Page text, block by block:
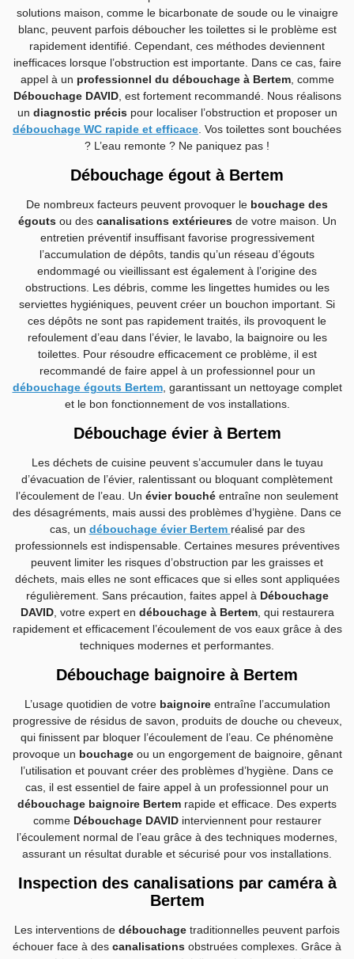
solutions maison, comme le bicarbonate de soude ou le vinaigre
blanc, peuvent parfois déboucher les toilettes si le problème est
rapidement identifié. Cependant, ces méthodes deviennent
inefficaces lorsque l’obstruction est importante. Dans ce cas, faire
appel à un professionnel du débouchage à Bertem, comme
Débouchage DAVID, est fortement recommandé. Nous réalisons
un diagnostic précispour localiser l’obstruction et proposer un
débouchage WC rapide et efficace . Vos toilettes sont bouchées
? L’eau remonte ? Ne paniquez pas !
Débouchage égout à Bertem
De nombreux facteurs peuvent provoquer le bouchage des
égoutsou des canalisations extérieuresde votre maison. Un
entretien préventif insuffisant favorise progressivement
l’accumulation de dépôts, tandis qu’un réseau d’égouts
endommagé ou vieillissant est également à l’origine des
obstructions. Les débris, comme les lingettes humides ou les
serviettes hygiéniques, peuvent créer un bouchon important. Si
ces dépôts ne sont pas rapidement traités, ils provoquent le
refoulement d’eau dans l’évier, le lavabo, la baignoire ou les
toilettes. Pour résoudre efficacement ce problème, il est
recommandé de faire appel à un professionnel pour un
débouchage égouts Bertem, garantissant un nettoyage complet
et le bon fonctionnement de vos installations.
Débouchage évier à Bertem
Les déchets de cuisine peuvent s’accumuler dans le tuyau
d’évacuation de l’évier, ralentissant ou bloquant complètement
l’écoulement de l’eau. Un évier bouché entraîne non seulement
des désagréments, mais aussi des problèmes d’hygiène. Dans ce
cas, un débouchage évier Bertem réalisé par des
professionnels est indispensable. Certaines mesures préventives
peuvent limiter les risques d’obstruction par les graisses et
déchets, mais elles ne sont efficaces que si elles sont appliquées
régulièrement. Sans précaution, faites appel à Débouchage
DAVID, votre expert en débouchage à Bertem, qui restaurera
rapidement et efficacement l’écoulement de vos eaux grâce à des
techniques modernes et performantes.
Débouchage baignoire à Bertem
L’usage quotidien de votre baignoireentraîne l’accumulation
progressive de résidus de savon, produits de douche ou cheveux,
qui finissent par bloquer l’écoulement de l’eau. Ce phénomène
provoque un bouchageou un engorgement de baignoire, gênant
l’utilisation et pouvant créer des problèmes d’hygiène. Dans ce
cas, il est essentiel de faire appel à un professionnel pour un
débouchage baignoire Bertem rapide et efficace. Des experts
comme Débouchage DAVIDinterviennent pour restaurer
l’écoulement normal de l’eau grâce à des techniques modernes,
assurant un résultat durable et sécurisé pour vos installations.
Inspection des canalisations par caméra à
Bertem
Les interventions de débouchage traditionnelles peuvent parfois
échouer face à des canalisations obstruées complexes. Grâce à